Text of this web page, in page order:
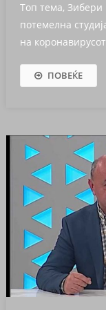
Топ тема, Зибери
потемелна
на
ПОВЕЌЕ